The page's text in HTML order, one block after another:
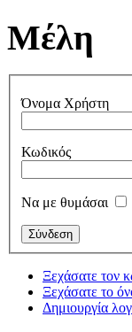
Μέλη
Όνομα Χρήστη
Κωδικός
Να με θυμάσαι
Ξεχάσατε τον
Ξεχάσατε το
Δημιουργία